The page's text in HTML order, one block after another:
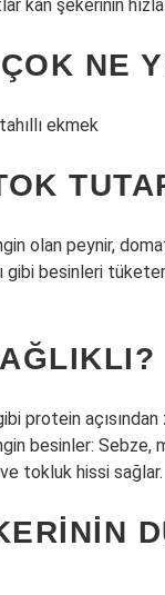
kan şekerinin
NE
ekmek
olan peynir,
gibi besinleri
protein
besinler: Sebze,
tokluk hissi sağlar.